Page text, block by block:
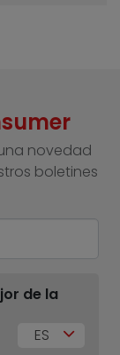
novedad
boletines
de la
ES